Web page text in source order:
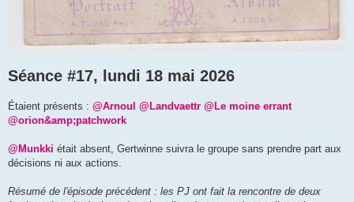
Séance #17, lundi 18 mai 2026
Étaient présents : @Arnoul @Landvaettr @Le moine errant
@orion&amp;patchwork
@Munkki était absent, Gertwinne suivra le groupe sans prendre part aux
décisions ni aux actions.
Résumé de l'épisode précédent : les PJ ont fait la rencontre de deux